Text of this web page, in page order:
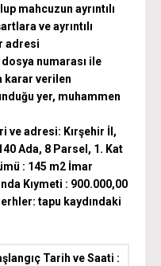
mahcuzun ayrıntılı
ve ayrıntılı
adresi
dosya numarası ile
karar verilen
yer, muhammen
ve adresi: Kırşehir İl,
Ada, 8 Parsel, 1. Kat
: 145 m2 İmar
Kıymeti : 900.000,00
tapu kaydındaki
Tarih ve Saati :